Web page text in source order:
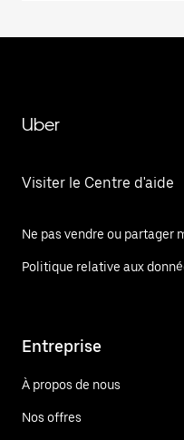
Uber
Visiter le Centre d'aide
Ne pas vendre ou partager
Politique relative aux
Entreprise
À propos de nous
Nos offres